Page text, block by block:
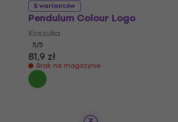
5 wariantów
Pendulum Colour Logo
Koszulka
5/5
81,9 zł
Brak na magazynie